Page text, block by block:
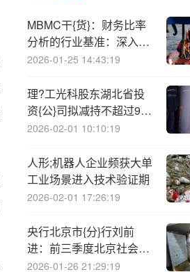
MBMC干{货}：财务比率
分析的行业基准：深入解
读RMA《年度报表研究》
2026-01-25 14:43:19
理?工光科股东湖北省投
资{公}司拟减持不超过93
万股
2026-02-01 10:10:19
人形;机器人企业频获大单
工业场景进入技术验证期
2026-02-01 17:26:19
央行北京市{分}行刘前
进：前三季度北京社会融
资规模增量为15661.1亿
2026-01-26 21:29:19